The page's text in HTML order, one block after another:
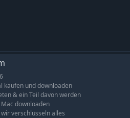
kaufen und downloaden
& ein Teil davon werden
downloaden
verschlüsseln alles